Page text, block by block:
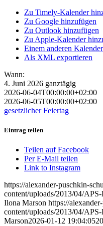
Zu Timely-Kalender
Zu Google hinzufügen
Zu Outlook hinzufügen
Zu Apple-Kalender
Einem anderen
Als XML exportieren
Wann:
4. Juni 2026 ganztägig
2026-06-04T00:00:00+02:00
2026-06-05T00:00:00+02:00
gesetzlicher Feiertag
Eintrag teilen
Teilen auf Facebook
Per E-Mail teilen
Link to Instagram
https://alexander-puschkin-
content/uploads/2013/04/
Ilona Marson https://
content/uploads/2013/04/
Marson2026-01-12 19:04:05